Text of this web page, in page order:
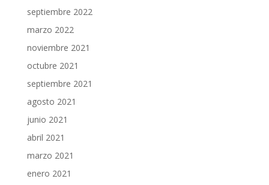
septiembre 2022
marzo 2022
noviembre 2021
octubre 2021
septiembre 2021
agosto 2021
junio 2021
abril 2021
marzo 2021
enero 2021